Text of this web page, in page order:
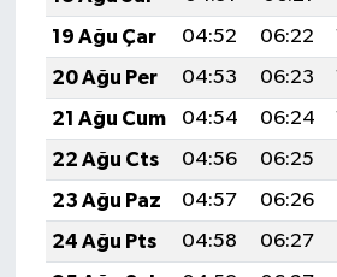
19 Ağu Çar
04:52 06:22
20 Ağu Per
04:53 06:23
21 Ağu Cum
04:54 06:24
22 Ağu Cts
04:56 06:25
23 Ağu Paz
04:57 06:26
24 Ağu Pts
04:58 06:27